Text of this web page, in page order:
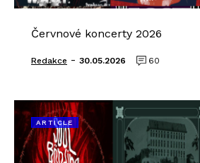
Červnové koncerty 2026
Redakce - 30.05.2026 60
ARTICLE